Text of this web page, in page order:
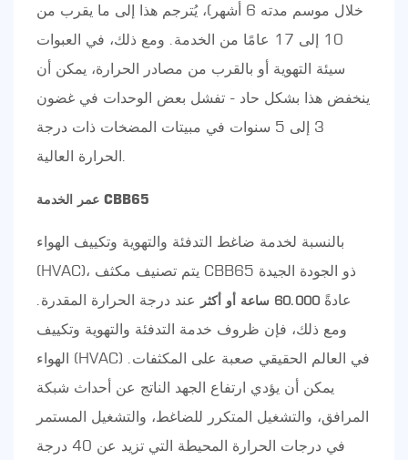
خلال موسم مدته 6 أشهر)، يُترجم هذا إلى ما يقرب من
10 إلى 17 عامًا من الخدمة. ومع ذلك، في العبوات
سيئة التهوية أو بالقرب من مصادر الحرارة، يمكن أن
ينخفض ​​هذا بشكل حاد - تفشل بعض الوحدات في غضون
3 إلى 5 سنوات في مبيتات المضخات ذات درجة
الحرارة العالية.
عمر الخدمة CBB65
بالنسبة لخدمة ضاغط التدفئة والتهوية وتكييف الهواء
(HVAC)، يتم تصنيف مكثف CBB65 ذو الجودة الجيدة
عادةً 60.000 ساعة أو أكثر
عند درجة الحرارة المقدرة.
ومع ذلك، فإن ظروف خدمة التدفئة والتهوية وتكييف
الهواء (HVAC) في العالم الحقيقي صعبة على المكثفات.
يمكن أن يؤدي ارتفاع الجهد الناتج عن أحداث شبكة
المرافق، والتشغيل المتكرر للضاغط، والتشغيل المستمر
في درجات الحرارة المحيطة التي تزيد عن 40 درجة